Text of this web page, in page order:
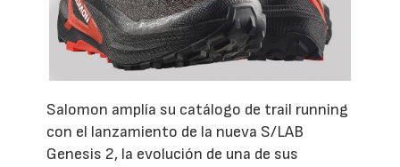
Salomon amplía su catálogo de trail running
con el lanzamiento de la nueva S/LAB
Genesis 2, la evolución de una de sus